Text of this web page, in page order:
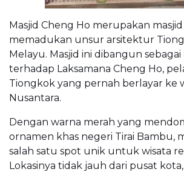
Masjid Cheng Ho merupakan
memadukan unsur arsitektur
Melayu. Masjid ini dibangun
terhadap Laksamana Cheng Ho,
Tiongkok yang pernah berlayar ke
Nusantara.
Dengan warna merah yang
ornamen khas negeri Tirai Bambu,
salah satu spot unik untuk wisata
Lokasinya tidak jauh dari pusat